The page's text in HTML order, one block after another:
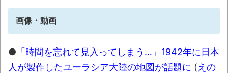
画像・動画
● 「時間を忘れて見入ってしまう…」1942年に日本
人が製作したユーラシア大陸の地図が話題に (えの